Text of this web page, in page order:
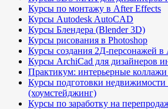
Курсы по монтажу в After Effects
Курсы Autodesk AutoCAD
Курсы Блендера (Blender 3D)
Курсы рисования в Photoshop
Курсы создания 2Д-персонажей в
Курсы ArchiCad для дизайнеров
Практикум: интерьерные
Курсы подготовки недвижимости
(хоумстейджинг)
Курсы по заработку на